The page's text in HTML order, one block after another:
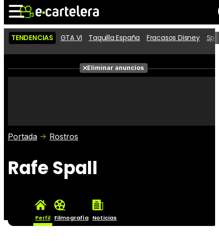
Noticias Cartelera
Películas
Críticas
TENDENCIAS GTA VI Taquilla España Fracasos Disney
Eliminar anuncios
Portada Rostros
Rafe Spall
Perfil Filmografía Noticias